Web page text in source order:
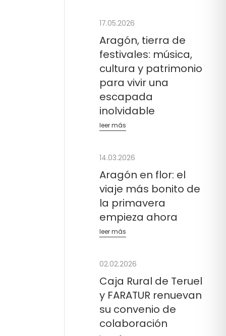
17.05.2026
Aragón, tierra de
festivales: música,
cultura y patrimonio
para vivir una
escapada
inolvidable
leer más
14.03.2026
Aragón en flor: el
viaje más bonito de
la primavera
empieza ahora
leer más
02.02.2026
Caja Rural de Teruel
y FARATUR renuevan
su convenio de
colaboración